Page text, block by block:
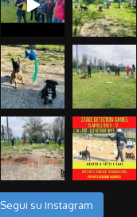
Segui su Instagram